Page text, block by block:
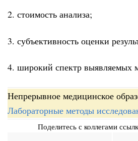
2. стоимость анализа;
3. субъективность оценки
4. широкий спектр выявляемых
Непрерывное медицинское
Лабораторные методы
Поделитесь с коллегами